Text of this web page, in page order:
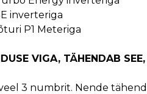
inverteriga
P1 Meteriga
VIGA, TÄHENDAB
3 numbrit. Nende